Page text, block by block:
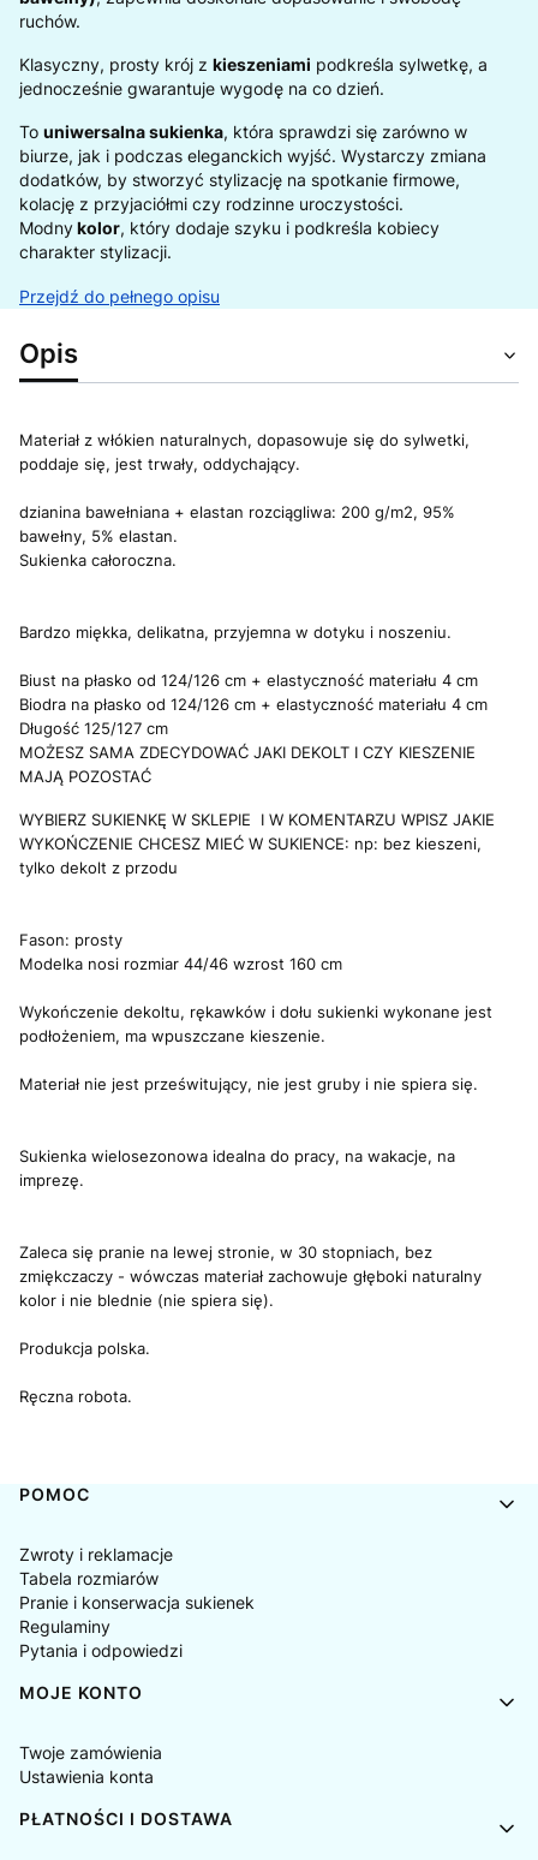
ruchów.
Klasyczny, prosty krój z kieszeniami podkreśla sylwetkę, a
jednocześnie gwarantuje wygodę na co dzień.
To uniwersalna sukienka, która sprawdzi się zarówno w
biurze, jak i podczas eleganckich wyjść. Wystarczy zmiana
dodatków, by stworzyć stylizację na spotkanie firmowe,
kolację z przyjaciółmi czy rodzinne uroczystości.
Modnykolor, który dodaje szyku i podkreśla kobiecy
charakter stylizacji.
Przejdź do pełnego opisu
Opis
Materiał z włókien naturalnych, dopasowuje się do sylwetki,
poddaje się, jest trwały, oddychający.
dzianina bawełniana + elastan rozciągliwa: 200 g/m2, 95%
bawełny, 5% elastan.
Sukienka całoroczna.
Bardzo miękka, delikatna, przyjemna w dotyku i noszeniu.
Biust na płasko od 124/126 cm + elastyczność materiału 4 cm
Biodra na płasko od 124/126 cm + elastyczność materiału 4 cm
Długość 125/127 cm
MOŻESZ SAMA ZDECYDOWAĆ JAKI DEKOLT I CZY KIESZENIE
MAJĄ POZOSTAĆ
WYBIERZ SUKIENKĘ W SKLEPIE I W KOMENTARZU WPISZ JAKIE
WYKOŃCZENIE CHCESZ MIEĆ W SUKIENCE: np: bez kieszeni,
tylko dekolt z przodu
Fason: prosty
Modelka nosi rozmiar 44/46 wzrost 160 cm
Wykończenie dekoltu, rękawków i dołu sukienki wykonane jest
podłożeniem, ma wpuszczane kieszenie.
Materiał nie jest prześwitujący, nie jest gruby i nie spiera się.
Sukienka wielosezonowa idealna do pracy, na wakacje, na
imprezę.
Zaleca się pranie na lewej stronie, w 30 stopniach, bez
zmiękczaczy - wówczas materiał zachowuje głęboki naturalny
kolor i nie blednie (nie spiera się).
Produkcja polska.
Ręczna robota.
Linki w stopce
POMOC
Zwroty i reklamacje
Tabela rozmiarów
Pranie i konserwacja sukienek
Regulaminy
Pytania i odpowiedzi
MOJE KONTO
Twoje zamówienia
Ustawienia konta
PŁATNOŚCI I DOSTAWA